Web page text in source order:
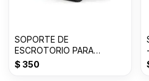
SOPORTE DE
ESCROTORIO PARA
CELULAR DESKTOP STAND
$ 350